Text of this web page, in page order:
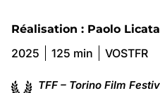
Réalisation : Paolo Licata
2025 125 min VOSTFR
TFF – Torino Film